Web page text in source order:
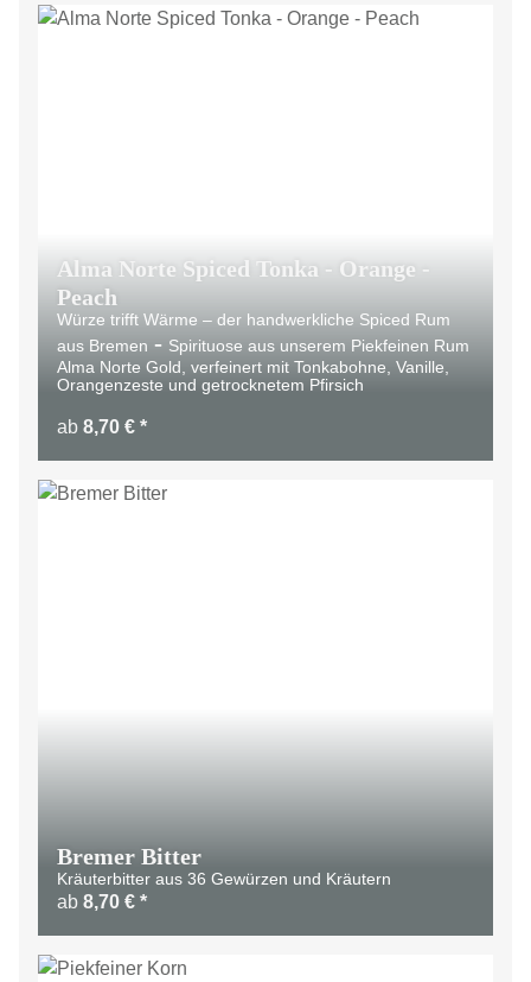
Alma Norte Spiced Tonka - Orange -
Peach
Würze trifft Wärme – der handwerkliche Spiced Rum
aus Bremen - Spirituose aus unserem Piekfeinen Rum
Alma Norte Gold, verfeinert mit Tonkabohne, Vanille,
Orangenzeste und getrocknetem Pfirsich
ab 8,70 € *
Bremer Bitter
Kräuterbitter aus 36 Gewürzen und Kräutern
ab 8,70 € *